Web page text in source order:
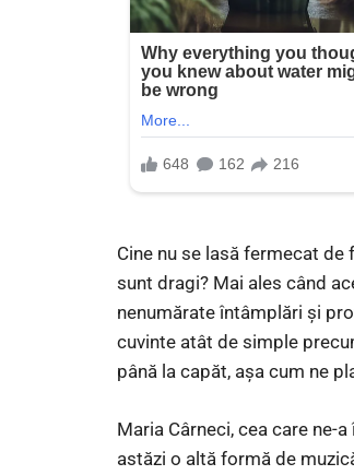
Cine nu se lasă fermecat
sunt dragi? Mai ales când
nenumărate întâmplări și
cuvinte atât de simple
până la capăt, așa cum ne
Maria Cârneci, cea care ne-
astăzi o altă formă de